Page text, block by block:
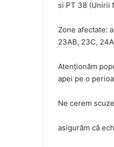
si PT 38 (Unirii
Zone afectate:
23AB, 23C,
Atenționăm
apei pe o
Ne cerem
asigurăm că